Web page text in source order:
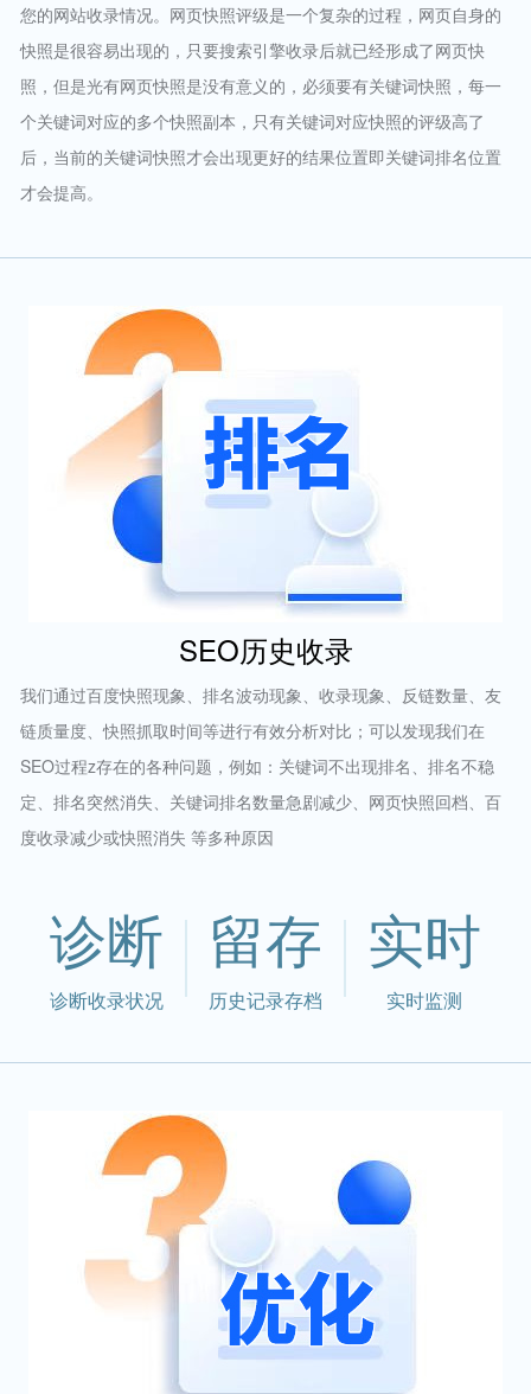
您的网站收录情况。网页快照评级是一个复杂的过程，网页自身的
快照是很容易出现的，只要搜索引擎收录后就已经形成了网页快
照，但是光有网页快照是没有意义的，必须要有关键词快照，每一
个关键词对应的多个快照副本，只有关键词对应快照的评级高了
后，当前的关键词快照才会出现更好的结果位置即关键词排名位置
才会提高。
SEO历史收录
我们通过百度快照现象、排名波动现象、收录现象、反链数量、友
链质量度、快照抓取时间等进行有效分析对比；可以发现我们在
SEO过程z存在的各种问题，例如：关键词不出现排名、排名不稳
定、排名突然消失、关键词排名数量急剧减少、网页快照回档、百
度收录减少或快照消失 等多种原因
诊断
诊断收录状况
留存
历史记录存档
实时
实时监测